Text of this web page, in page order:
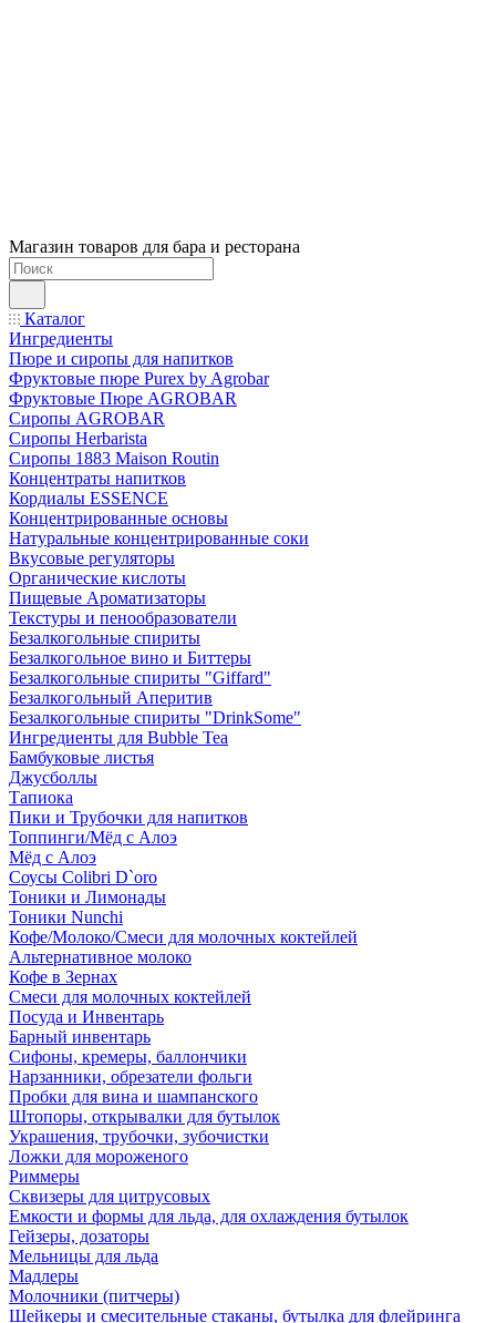
Магазин товаров для бара и ресторана
Каталог
Ингредиенты
Пюре и сиропы для напитков
Фруктовые пюре Purex by Agrobar
Фруктовые Пюре AGROBAR
Сиропы AGROBAR
Сиропы Herbarista
Сиропы 1883 Maison Routin
Концентраты напитков
Кордиалы ESSENCE
Концентрированные основы
Натуральные концентрированные соки
Вкусовые регуляторы
Органические кислоты
Пищевые Ароматизаторы
Текстуры и пенообразователи
Безалкогольные спириты
Безалкогольное вино и Биттеры
Безалкогольные спириты "Giffard"
Безалкогольный Аперитив
Безалкогольные спириты "DrinkSome"
Ингредиенты для Bubble Tea
Бамбуковые листья
Джусболлы
Тапиока
Пики и Трубочки для напитков
Топпинги/Мёд с Алоэ
Мёд с Алоэ
Соусы Colibri D`oro
Тоники и Лимонады
Тоники Nunchi
Кофе/Молоко/Смеси для молочных коктейлей
Альтернативное молоко
Кофе в Зернах
Смеси для молочных коктейлей
Посуда и Инвентарь
Барный инвентарь
Сифоны, кремеры, баллончики
Нарзанники, обрезатели фольги
Пробки для вина и шампанского
Штопоры, открывалки для бутылок
Украшения, трубочки, зубочистки
Ложки для мороженого
Риммеры
Сквизеры для цитрусовых
Емкости и формы для льда, для охлаждения бутылок
Гейзеры, дозаторы
Мельницы для льда
Мадлеры
Молочники (питчеры)
Шейкеры и смесительные стаканы, бутылка для флейринга